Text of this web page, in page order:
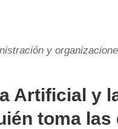
y
Artificial y
toma